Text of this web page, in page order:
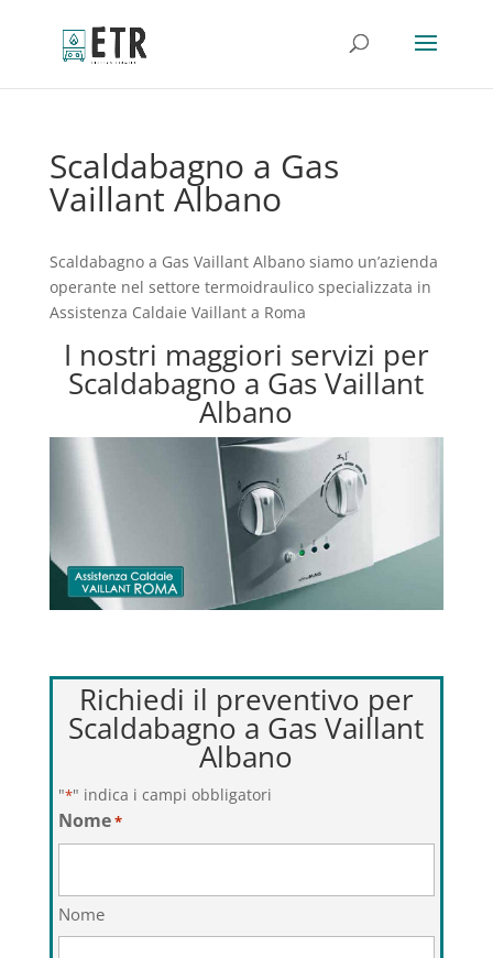
Scaldabagno a Gas
Vaillant Albano
Scaldabagno a Gas Vaillant Albano siamo un’azienda
operante nel settore termoidraulico specializzata in
Assistenza Caldaie Vaillant a Roma
I nostri maggiori servizi per
Scaldabagno a Gas Vaillant
Albano
Richiedi il preventivo per
Scaldabagno a Gas Vaillant
Albano
"*" indica i campi obbligatori
Nome*
Nome